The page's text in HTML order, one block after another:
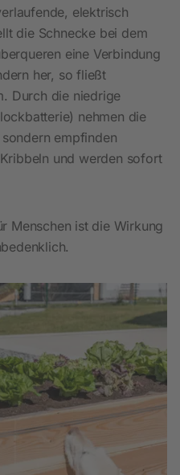
elektrisch
die Schnecke bei dem
eine Verbindung
her, so fließt
Durch die niedrige
nehmen die
empfinden
und werden sofort
Menschen ist die Wirkung